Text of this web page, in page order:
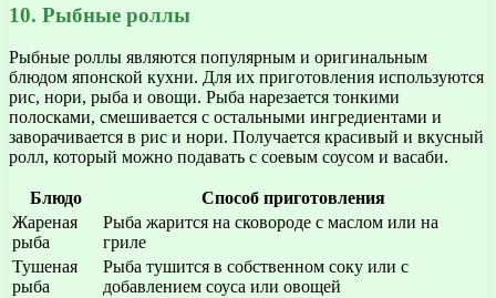
10. Рыбные роллы
Рыбные роллы являются популярным и оригинальным
блюдом японской кухни. Для их приготовления используются
рис, нори, рыба и овощи. Рыба нарезается тонкими
полосками, смешивается с остальными ингредиентами и
заворачивается в рис и нори. Получается красивый и вкусный
ролл, который можно подавать с соевым соусом и васаби.
Блюдо
Способ приготовления
Жареная
рыба
Рыба жарится на сковороде с маслом или на
гриле
Тушеная
рыба
Рыба тушится в собственном соку или с
добавлением соуса или овощей